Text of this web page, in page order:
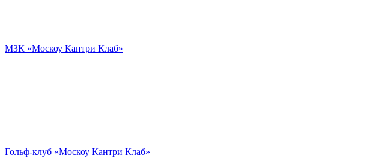
МЗК «Москоу Кантри Клаб»
Гольф-клуб «Москоу Кантри Клаб»